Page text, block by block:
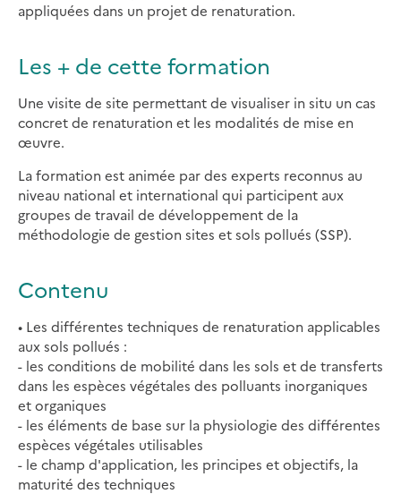
appliquées dans un projet de renaturation.
Les + de cette formation
Une visite de site permettant de visualiser in situ un cas
concret de renaturation et les modalités de mise en
œuvre.
La formation est animée par des experts reconnus au
niveau national et international qui participent aux
groupes de travail de développement de la
méthodologie de gestion sites et sols pollués (SSP).
Contenu
• Les différentes techniques de renaturation applicables
aux sols pollués :
- les conditions de mobilité dans les sols et de transferts
dans les espèces végétales des polluants inorganiques
et organiques
- les éléments de base sur la physiologie des différentes
espèces végétales utilisables
- le champ d'application, les principes et objectifs, la
maturité des techniques